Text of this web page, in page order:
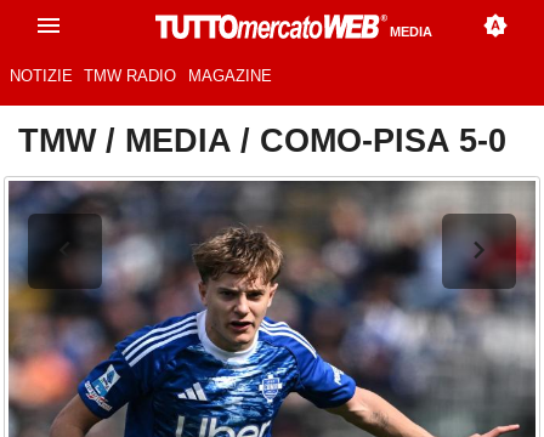
MEDIA
NOTIZIE TMW RADIO MAGAZINE
TMW/ MEDIA / COMO-PISA 5-0